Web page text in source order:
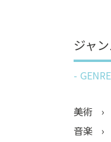
ジャ
GENRE
美術
音楽